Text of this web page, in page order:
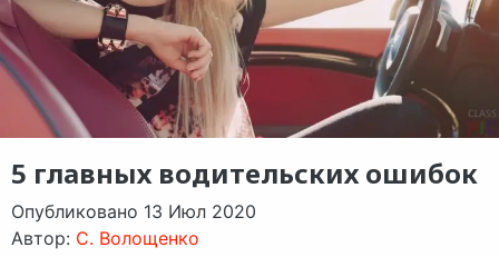
5 главных водительских ошибок
Опубликовано 13 Июл 2020
Автор: C. Волощенко